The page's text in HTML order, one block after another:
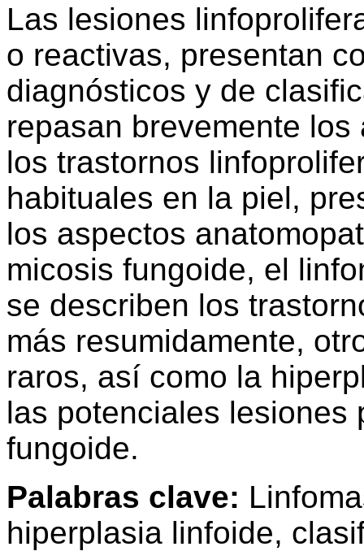
Las lesiones
o reactivas, presentan
diagnósticos y de
repasan brevemente
los trastornos
habituales en la piel,
los aspectos
micosis fungoide, el
se describen los
más resumidamente,
raros, así como la
las potenciales lesiones
fungoide.
Palabras clave:
hiperplasia linfoide,